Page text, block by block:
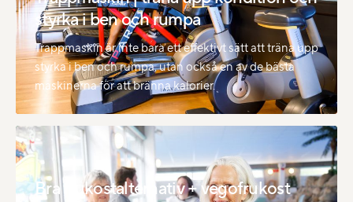
styrka i ben och rumpa
Trappmaskin är inte bara ett effektivt sätt att träna upp
styrka i ben och rumpa, utan också en av de bästa
maskinerna för att bränna kalorier.
Bra frukostalternativ + vegofrukost